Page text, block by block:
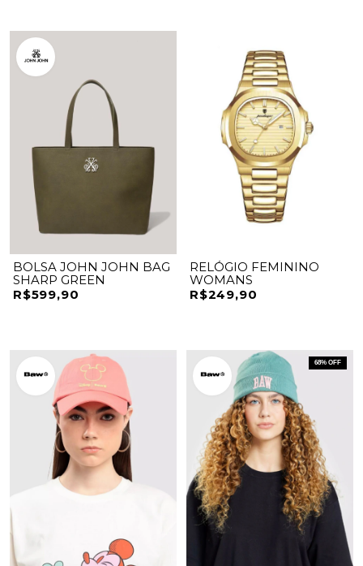
BOLSA JOHN JOHN BAG
SHARP GREEN
R$599,90
RELÓGIO FEMININO
WOMANS
R$249,90
68% OFF